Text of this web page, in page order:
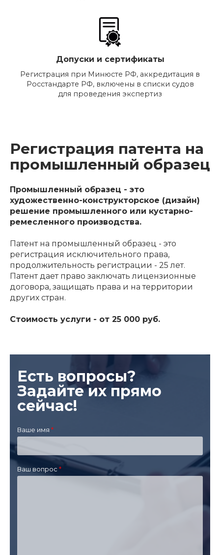
Допуски и сертификаты
Регистрация при Минюсте РФ, аккредитация в
Росстандарте РФ, включены в списки судов
для проведения экспертиз
Регистрация патента на
промышленный образец
Промышленный образец - это
художественно-конструкторское (дизайн)
решение промышленного или кустарно-
ремесленного производства.
Патент на промышленный образец - это
регистрация исключительного права,
продолжительность регистрации - 25 лет.
Патент дает право заключать лицензионные
договора, защищать права и на территории
других стран.
Стоимость услуги - от 25 000 руб.
Есть вопросы?
Задайте их прямо
сейчас!
Ваше имя
Ваш вопрос